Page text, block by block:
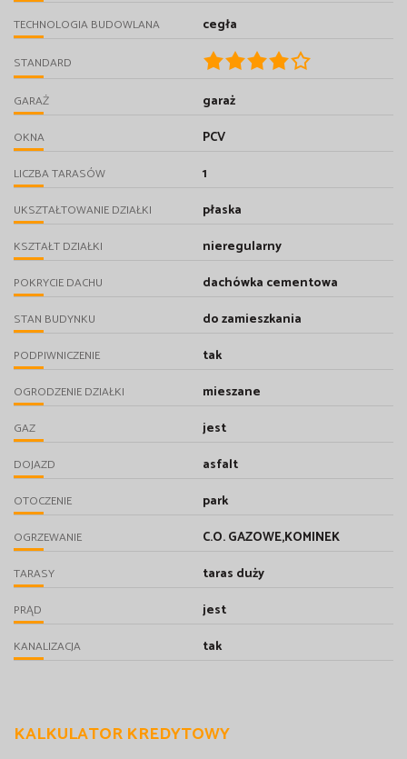
TECHNOLOGIA BUDOWLANA cegła
STANDARD
GARAŻ garaż
OKNA PCV
LICZBA TARASÓW 1
UKSZTAŁTOWANIE DZIAŁKI płaska
KSZTAŁT DZIAŁKI nieregularny
POKRYCIE DACHU dachówka cementowa
STAN BUDYNKU do zamieszkania
PODPIWNICZENIE tak
OGRODZENIE DZIAŁKI mieszane
GAZ jest
DOJAZD asfalt
OTOCZENIE park
OGRZEWANIE C.O. GAZOWE,KOMINEK
TARASY taras duży
PRĄD jest
KANALIZACJA tak
KALKULATOR KREDYTOWY